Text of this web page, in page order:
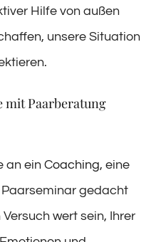
Hilfe von außen
unsere Situation
mit Paarberatung
an ein Coaching, eine
Paarseminar gedacht
wert sein, Ihrer